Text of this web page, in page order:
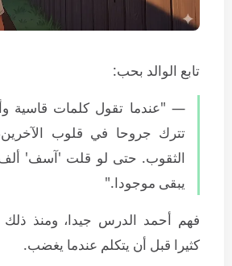
تابع الوالد بحب:
— "عندما تقول كلمات قاسية
تترك جروحا في قلوب
الثقوب. حتى لو قلت 'آسف' ألف
يبقى موجودا."
فهم أحمد الدرس جيدا، ومنذ ذلك
كثيرا قبل أن يتكلم عندما يغضب.